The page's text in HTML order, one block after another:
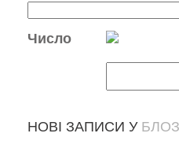
Число
НОВІ ЗАПИСИ У